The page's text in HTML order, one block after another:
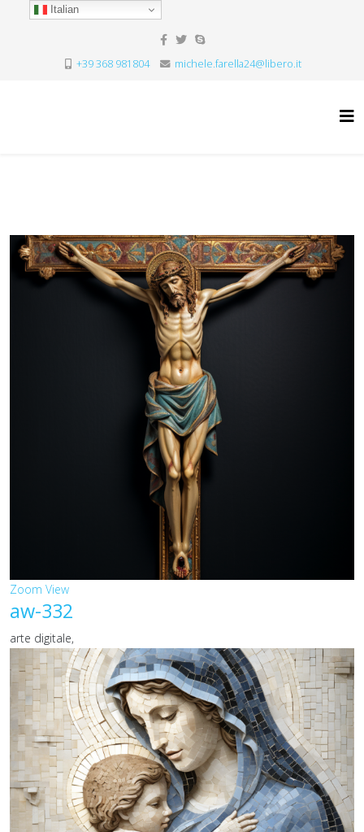
Italian
+39 368 981804 michele.farella24@libero.it
Zoom View
aw-332
arte digitale,